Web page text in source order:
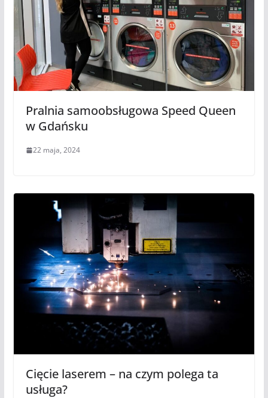
Pralnia samoobsługowa Speed Queen
w Gdańsku
22 maja, 2024
Cięcie laserem – na czym polega ta
usługa?